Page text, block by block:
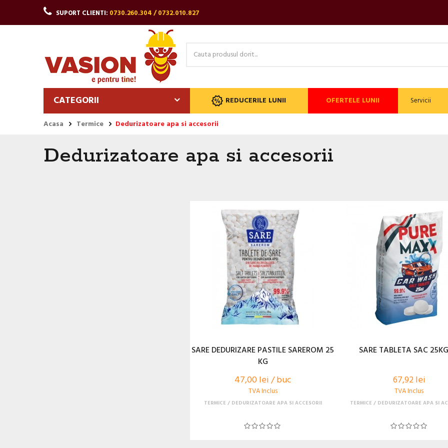
SUPORT CLIENTI: 0730.260.304 / 0732.010.827
CATEGORII REDUCERILE LUNII OFERTELE LUNII Servicii
Acasa Termice Dedurizatoare apa si accesorii
Dedurizatoare apa si accesorii
SARE DEDURIZARE PASTILE SAREROM 25
KG
47,00 lei / buc
TVA Inclus
TERMICE DEDURIZATOARE APA SI ACCESORII
SARE TABLETA SAC
67,92 lei
TVA Inclus
TERMICE DEDURIZATOARE APA SI